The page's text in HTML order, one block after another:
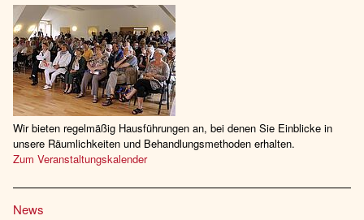
Wir bieten regelmäßig Hausführungen an, bei denen Sie Einblicke in
unsere Räumlichkeiten und Behandlungsmethoden erhalten.
Zum Veranstaltungskalender
News